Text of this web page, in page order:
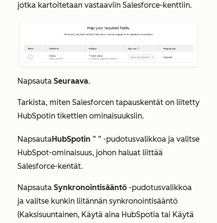
jotka kartoitetaan vastaaviin Salesforce-kenttiin.
Napsauta Seuraava.
Tarkista, miten Salesforcen tapauskentät on liitetty
HubSpotin tikettien ominaisuuksiin.
NapsautaHubSpotin ” ” -pudotusvalikkoa ja valitse
HubSpot-ominaisuus, johon haluat liittää
Salesforce-kentät.
Napsauta Synkronointisääntö -pudotusvalikkoa
ja valitse kunkin liitännän synkronointisääntö
(Kaksisuuntainen, Käytä aina HubSpotia tai Käytä